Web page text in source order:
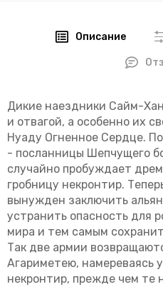
Описание
Дикие наездники Сайм-
и отвагой, а особенно их
Нуаду Огненное Сердце.
- посланницы Шепчущего
случайно пробуждает
гробницу некронтир.
вынужден заключить
устранить опасность для
мира и тем самым
Так две армии
Агариметею, намереваясь
некронтир, прежде чем те